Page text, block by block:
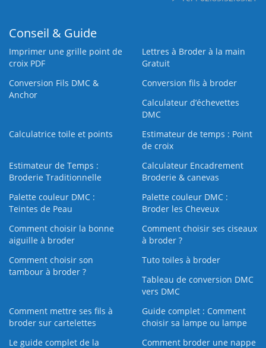
Conseil & Guide
Imprimer une grille point de
croix PDF
Lettres à Broder à la main
Gratuit
Conversion Fils DMC &
Anchor
Conversion fils à broder
Calculateur d’échevettes
DMC
Calculatrice toile et points
Estimateur de temps : Point
de croix
Estimateur de Temps :
Broderie Traditionnelle
Calculateur Encadrement
Broderie & canevas
Palette couleur DMC :
Teintes de Peau
Palette couleur DMC :
Broder les Cheveux
Comment choisir la bonne
aiguille à broder
Comment choisir ses ciseaux
à broder ?
Comment choisir son
tambour à broder ?
Tuto toiles à broder
Tableau de conversion DMC
vers DMC
Comment mettre ses fils à
broder sur cartelettes
Guide complet : Comment
choisir sa lampe ou lampe
Le guide complet de la
Comment broder une nappe